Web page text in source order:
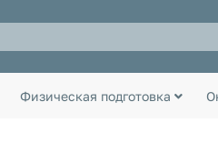
Физическая подготовка